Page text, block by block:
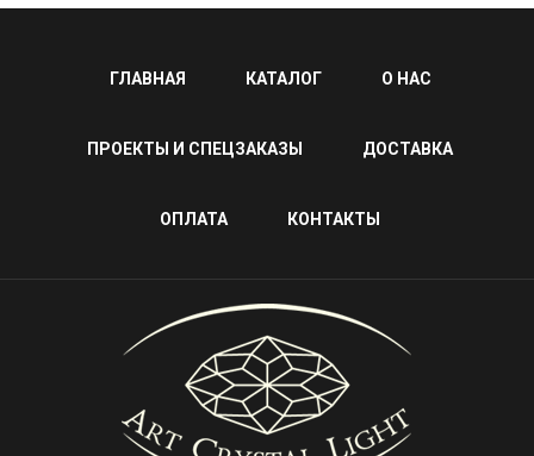
ГЛАВНАЯ КАТАЛОГ О НАС
ПРОЕКТЫ И СПЕЦЗАКАЗЫ ДОСТАВКА
ОПЛАТА КОНТАКТЫ